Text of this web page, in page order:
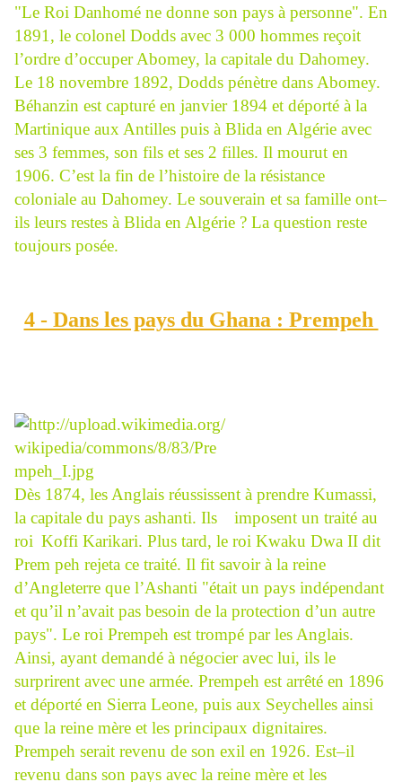
"Le Roi Danhomé ne donne son pays à personne". En
1891, le colonel Dodds avec 3 000 hommes reçoit
l’ordre d’occuper Abomey, la capitale du Dahomey.
Le 18 novembre 1892, Dodds pénètre dans Abomey.
Béhanzin est capturé en janvier 1894 et déporté à la
Martinique aux Antilles puis à Blida en Algérie avec
ses 3 femmes, son fils et ses 2 filles. Il mourut en
1906. C’est la fin de l’histoire de la résistance
coloniale au Dahomey. Le souverain et sa famille ont–
ils leurs restes à Blida en Algérie ? La question reste
toujours posée.
4 - Dans les pays du Ghana : Prempeh
Dès 1874, les Anglais réussissent à prendre Kumassi,
la capitale du pays ashanti. Ils
imposent un traité au
roi Koffi Karikari. Plus tard, le roi Kwaku Dwa II dit
Prem peh rejeta ce traité. Il fit savoir à la reine
d’Angleterre que l’Ashanti "était un pays indépendant
et qu’il n’avait pas besoin de la protection d’un autre
pays". Le roi Prempeh est trompé par les Anglais.
Ainsi, ayant demandé à négocier avec lui, ils le
surprirent avec une armée. Prempeh est arrêté en 1896
et déporté en Sierra Leone, puis aux Seychelles ainsi
que la reine mère et les principaux dignitaires.
Prempeh serait revenu de son exil en 1926. Est–il
revenu dans son pays avec la reine mère et les